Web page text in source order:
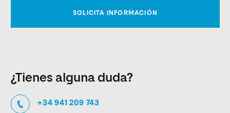
¿Tienes alguna duda?
+34 941 209 743